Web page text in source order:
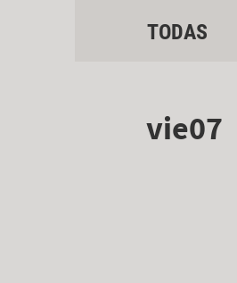
TODAS
vie07